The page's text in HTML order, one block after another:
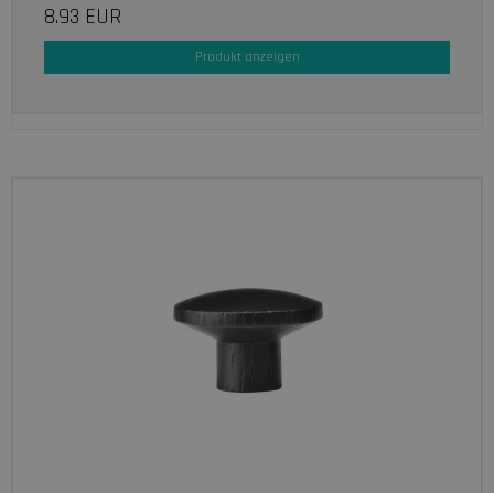
8.93 EUR
Produkt anzeigen